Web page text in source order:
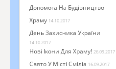
Допомога На Будівництво
Храму 14.10.2017
День Захисника України
14.10.2017
Нові Ікони Для Храму! 26.09.2017
Свято У Місті Сміліа 16.09.2017